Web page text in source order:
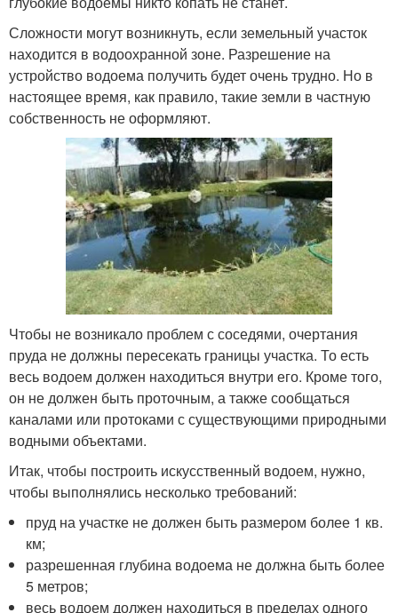
Сложности могут возникнуть, если земельный участок
находится в водоохранной зоне. Разрешение на
устройство водоема получить будет очень трудно. Но в
настоящее время, как правило, такие земли в частную
собственность не оформляют.
Чтобы не возникало проблем с соседями, очертания
пруда не должны пересекать границы участка. То есть
весь водоем должен находиться внутри его. Кроме того,
он не должен быть проточным, а также сообщаться
каналами или протоками с существующими природными
водными объектами.
Итак, чтобы построить искусственный водоем, нужно,
чтобы выполнялись несколько требований:
пруд на участке не должен быть размером более 1 кв.
км;
разрешенная глубина водоема не должна быть более
5 метров;
весь водоем должен находиться в пределах одного